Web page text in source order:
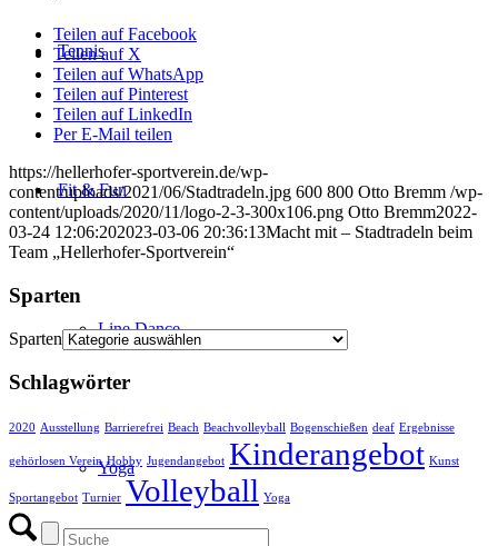
Tennis
Fit & Fun
Line Dance
Yoga
Teilen auf Facebook
Teilen auf X
Teilen auf WhatsApp
Teilen auf Pinterest
Teilen auf LinkedIn
Per E-Mail teilen
https://hellerhofer-sportverein.de/wp-
content/uploads/2021/06/Stadtradeln.jpg 600 800 Otto Bremm /wp-
content/uploads/2020/11/logo-2-3-300x106.png Otto Bremm2022-
03-24 12:06:202023-03-06 20:36:13Macht mit – Stadtradeln beim
Team „Hellerhofer-Sportverein“
Sparten
Sparten
Schlagwörter
2020 Ausstellung Barrierefrei Beach Beachvolleyball Bogenschießen deaf Ergebnisse
gehörlosen Verein Hobby Jugendangebot Kinderangebot Kunst
Sportangebot Turnier Volleyball Yoga